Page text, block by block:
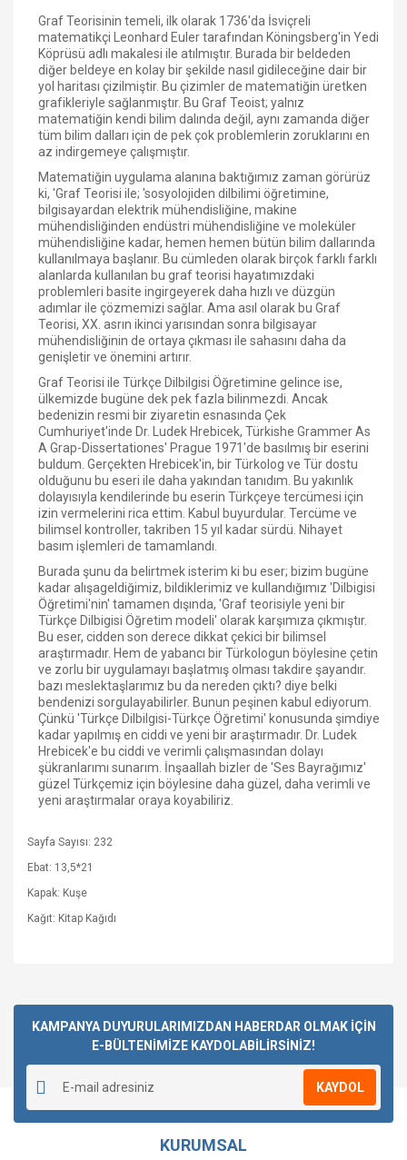
Graf Teorisinin temeli, ilk olarak 1736'da İsviçreli
matematikçi Leonhard Euler tarafından Köningsberg'in Yedi
Köprüsü adlı makalesi ile atılmıştır. Burada bir beldeden
diğer beldeye en kolay bir şekilde nasıl gidileceğine dair bir
yol haritası çizilmiştir. Bu çizimler de matematiğin üretken
grafikleriyle sağlanmıştır. Bu Graf Teoist; yalnız
matematiğin kendi bilim dalında değil, aynı zamanda diğer
tüm bilim dalları için de pek çok problemlerin zoruklarını en
az indirgemeye çalışmıştır.
Matematiğin uygulama alanına baktığımız zaman görürüz
ki, 'Graf Teorisi ile; 'sosyolojiden dilbilimi öğretimine,
bilgisayardan elektrik mühendisliğine, makine
mühendisliğinden endüstri mühendisliğine ve moleküler
mühendisliğine kadar, hemen hemen bütün bilim dallarında
kullanılmaya başlanır. Bu cümleden olarak birçok farklı farklı
alanlarda kullanılan bu graf teorisi hayatımızdaki
problemleri basite ingirgeyerek daha hızlı ve düzgün
adımlar ile çözmemizi sağlar. Ama asıl olarak bu Graf
Teorisi, XX. asrın ikinci yarısından sonra bilgisayar
mühendisliğinin de ortaya çıkması ile sahasını daha da
genişletir ve önemini artırır.
Graf Teorisi ile Türkçe Dilbilgisi Öğretimine gelince ise,
ülkemizde bugüne dek pek fazla bilinmezdi. Ancak
bedenizin resmi bir ziyaretin esnasında Çek
Cumhuriyet'inde Dr. Ludek Hrebicek, Türkishe Grammer As
A Grap-Dissertationes' Prague 1971'de basılmış bir eserini
buldum. Gerçekten Hrebicek'in, bir Türkolog ve Tür dostu
olduğunu bu eseri ile daha yakından tanıdım. Bu yakınlık
dolayısıyla kendilerinde bu eserin Türkçeye tercümesi için
izin vermelerini rica ettim. Kabul buyurdular. Tercüme ve
bilimsel kontroller, takriben 15 yıl kadar sürdü. Nihayet
basım işlemleri de tamamlandı.
Burada şunu da belirtmek isterim ki bu eser; bizim bugüne
kadar alışageldiğimiz, bildiklerimiz ve kullandığımız 'Dilbigisi
Öğretimi'nin' tamamen dışında, 'Graf teorisiyle yeni bir
Türkçe Dilbigisi Öğretim modeli' olarak karşımıza çıkmıştır.
Bu eser, cidden son derece dikkat çekici bir bilimsel
araştırmadır. Hem de yabancı bir Türkologun böylesine çetin
ve zorlu bir uygulamayı başlatmış olması takdire şayandır.
bazı meslektaşlarımız bu da nereden çıktı? diye belki
bendenizi sorgulayabilirler. Bunun peşinen kabul ediyorum.
Çünkü 'Türkçe Dilbilgisi-Türkçe Öğretimi' konusunda şimdiye
kadar yapılmış en ciddi ve yeni bir araştırmadır. Dr. Ludek
Hrebicek'e bu ciddi ve verimli çalışmasından dolayı
şükranlarımı sunarım. İnşaallah bizler de 'Ses Bayrağımız'
güzel Türkçemiz için böylesine daha güzel, daha verimli ve
yeni araştırmalar oraya koyabiliriz.
Sayfa Sayısı: 232
Ebat: 13,5*21
Kapak: Kuşe
Kağıt: Kitap Kağıdı
KAMPANYA DUYURULARIMIZDAN HABERDAR OLMAK İÇİN
E-BÜLTENİMİZE KAYDOLABİLİRSİNİZ!
KAYDOL
KURUMSAL